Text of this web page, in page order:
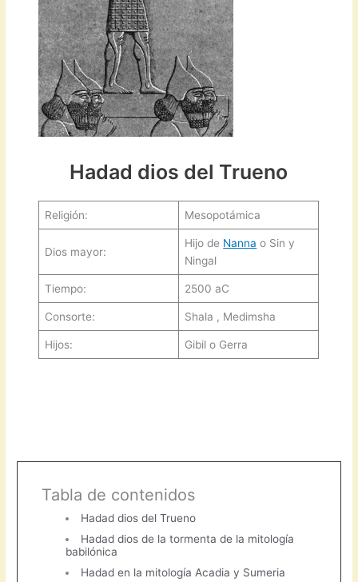
Hadad dios del Trueno
Religión: Mesopotámica
Dios mayor:
Hijo de Nanna o Sin y
Ningal
Tiempo: 2500 aC
Consorte: Shala , Medimsha
Hijos: Gibil o Gerra
Tabla de contenidos
Hadad dios del Trueno
Hadad dios de la tormenta de la mitología
babilónica
Hadad en la mitología Acadia y Sumeria